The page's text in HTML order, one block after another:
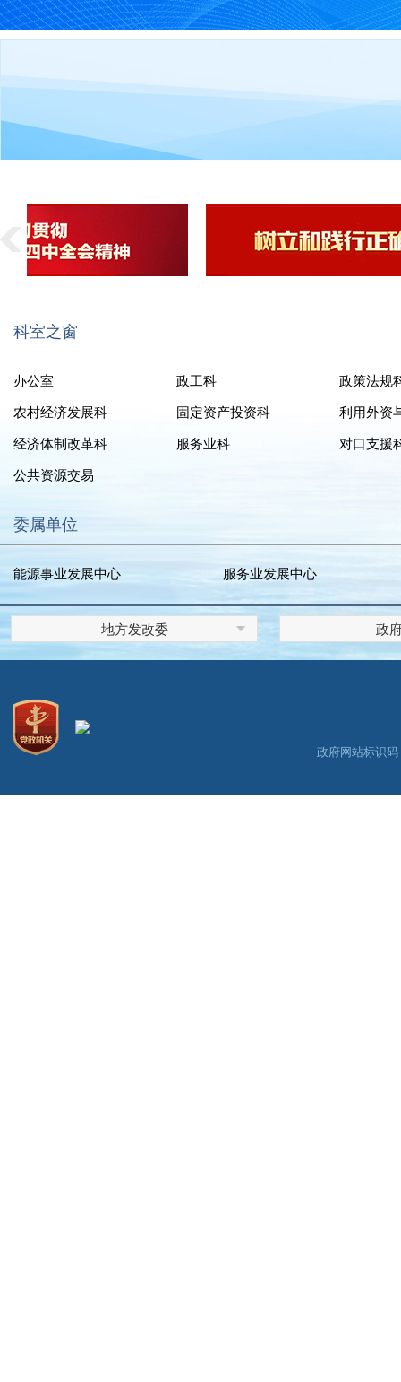
科室之窗
办公室 政工科 政策法规
农村经济发展科 固定资产投资科 利用外资
经济体制改革科 服务业科 对口支援
公共资源交易
委属单位
能源事业发展中心 服务业发展中心
地方发改委 政
政府网站标识码